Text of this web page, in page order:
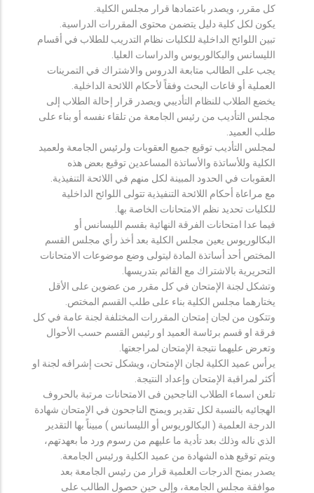
كل مقرر، ويصدر باعتمادها قرار مجلس الكلية.
يكون لكل كلية دليل يتضمن محتوى المقررات الدراسية.
تبين اللوائح الداخلية للكليات نظام التدريب للطلاب في أقسام
الليسانس والبكالوريوس والدراسات العليا.
يجب على الطالب متابعة الدروس والاشتراك في التمرينات
العملية أو قاعات البحث وفقاً لأحكام اللائحة الداخلية.
يخضع الطلاب للنظام التأديبي ويصدر قرار إحالة الطلاب إلى
مجلس التأديب من رئيس الجامعة من تلقاء نفسه أو بناء على
طلب العميد.
لمجلس التأديب توقيع جميع العقوبات ولرئيس الجامعة ولعميد
الكلية وللأساتذة والأساتذة المساعدين توقيع بعض هذه
العقوبات في الحدود المبينة لكل منهم في اللائحة التنفيذية.
مع مراعاة أحكام اللائحة التنفيذية تتولى اللوائح الداخلية
للكليات تحديد نظم الامتحانات الخاصة بها.
فيما عدا امتحانات الفرقة النهائية بقسم الليسانس أو
البكالوريوس يعين مجلس الكلية بعد أخذ رأي مجلس القسم
المختص أحد أساتذة المادة ليتولى وضع موضوعات الامتحانات
التحريرية بالاشتراك مع القائم بتدريسها.
وتشكل لجنة الإمتحان في كل مقرر من عضوين على الأقل
يختارهما مجلس الكلية بناء على طلب القسم المختص.
وتتكون من لجان إمتحان المقررات المختلفة لجنة عامة في كل
فرقة او قسم برئاسة العميد او رئيس القسم حسب الأحوال
وتعرض عليهما نتيجة الإمتحان لمراجعتها.
يرأس عميد الكلية لجان الإمتحان، ويشكل تحت إشرافه لجنة او
أكثر لمراقبة الإمتحان وإعداد النتيجة.
تلعن اسماء الطلاب الناجحين فى الامتحانات مرتبة بالحروف
الهجائيه بالنسبة لكل تقدير ويمنح الناجحون في الإمتحان شهادة
الدرجة العلمية ( البكالوريوس أو الليسانس ) مبيناً بها التقدير
الذي ناله وذلك بعد تأدية ما عليهم من رسوم ورد ما بعهدتهم،
ويتم توقيع هذه الشهادة من عميد الكلية ورئيس الجامعة.
يصدر بمنح الدرجات العلمية قرار من رئيس الجامعة بعد
موافقة مجلس الجامعة، وإلى حين حصول الطالب على